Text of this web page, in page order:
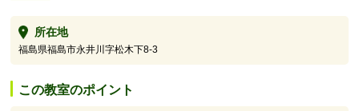
所在地
福島県福島市永井川字松木下8-3
この教室のポイント